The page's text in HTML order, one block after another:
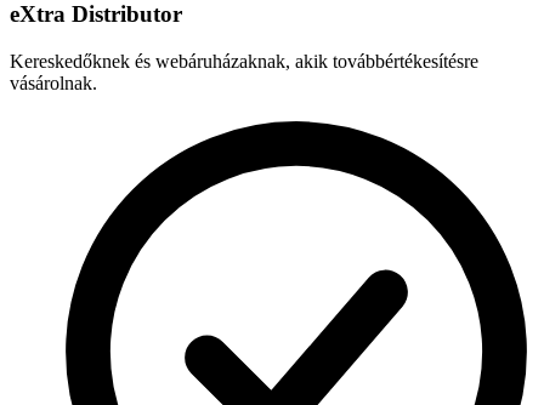
eXtra Distributor
Kereskedőknek és webáruházaknak, akik továbbértékesítésre
vásárolnak.